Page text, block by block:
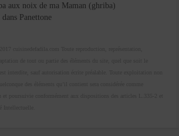
aux noix de ma Maman (ghriba)
dans Panettone